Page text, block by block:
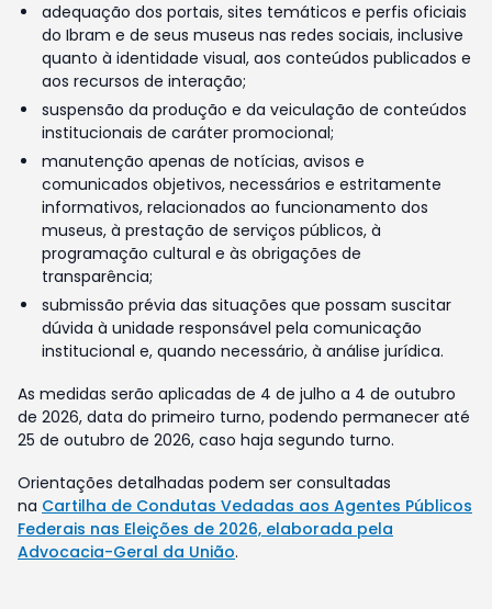
adequação dos portais, sites temáticos e perfis oficiais
do Ibram e de seus museus nas redes sociais, inclusive
quanto à identidade visual, aos conteúdos publicados e
aos recursos de interação;
suspensão da produção e da veiculação de conteúdos
institucionais de caráter promocional;
manutenção apenas de notícias, avisos e
comunicados objetivos, necessários e estritamente
informativos, relacionados ao funcionamento dos
museus, à prestação de serviços públicos, à
programação cultural e às obrigações de
transparência;
submissão prévia das situações que possam suscitar
dúvida à unidade responsável pela comunicação
institucional e, quando necessário, à análise jurídica.
As medidas serão aplicadas de 4 de julho a 4 de outubro
de 2026, data do primeiro turno, podendo permanecer até
25 de outubro de 2026, caso haja segundo turno.
Orientações detalhadas podem ser consultadas
na Cartilha de Condutas Vedadas aos Agentes Públicos
Federais nas Eleições de 2026, elaborada pela
Advocacia-Geral da União.